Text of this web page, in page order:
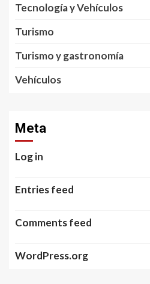
Tecnología y Vehículos
Turismo
Turismo y gastronomía
Vehículos
Meta
Log in
Entries feed
Comments feed
WordPress.org